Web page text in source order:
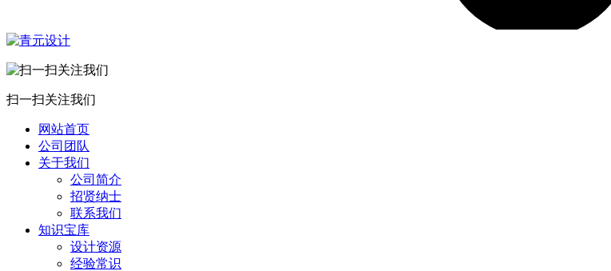
扫一扫关注我们
网站首页
公司团队
关于我们
公司简介
招贤纳士
联系我们
知识宝库
设计资源
经验常识